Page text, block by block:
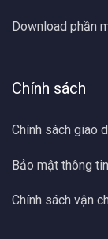
Download phần
Chính sách
Chính sách giao
Bảo mật thông tin
Chính sách vận